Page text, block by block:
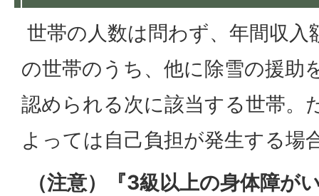
世帯の人数は問わず、年間収入
の世帯のうち、他に除雪の援助
認められる次に該当する世帯。
よっては自己負担が発生する場
（注意）『3級以上の身体障が